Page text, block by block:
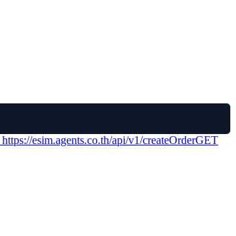
https://esim.agents.co.th/api/v1/createOrderGET